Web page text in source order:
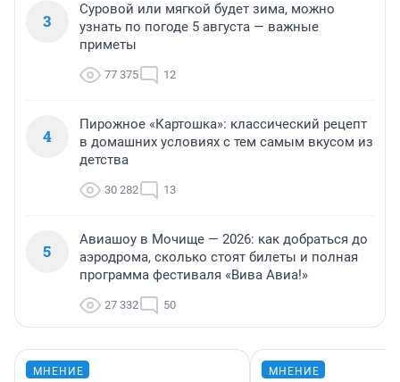
3
Суровой или мягкой будет зима, можно
узнать по погоде 5 августа — важные
приметы
77 375 12
4
Пирожное «Картошка»: классический рецепт
в домашних условиях с тем самым вкусом из
детства
30 282 13
5
Авиашоу в Мочище — 2026: как добраться до
аэродрома, сколько стоят билеты и полная
программа фестиваля «Вива Авиа!»
27 332 50
МНЕНИЕ МНЕНИЕ